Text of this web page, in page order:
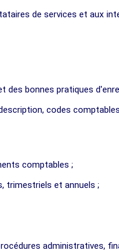
de services et aux
des bonnes pratiques
codes
comptables ;
trimestriels et annuels ;
administratives,